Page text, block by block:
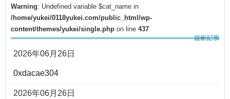
Warning: Undefined variable $cat_name in
/home/yukei/0118yukei.com/public_html/wp-
content/themes/yukei/single.php on line 437
2026年06月26日
0xdacae304
2026年06月26日